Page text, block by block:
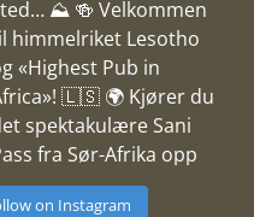
on Instagram